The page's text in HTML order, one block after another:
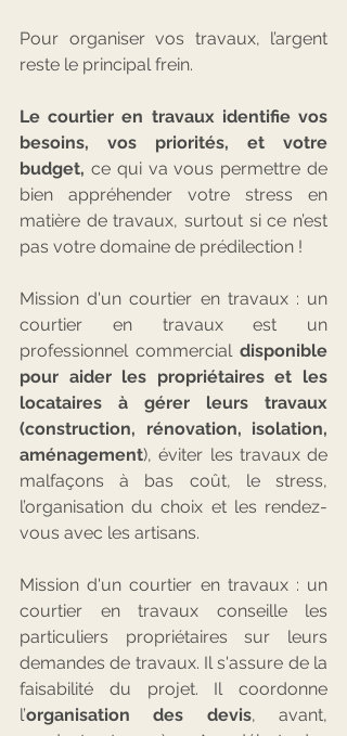
Pour organiser vos travaux, l’argent
reste le principal frein.
Le courtier en travaux identifie vos
besoins, vos priorités, et votre
budget, ce qui va vous permettre de
bien appréhender votre stress en
matière de travaux, surtout si ce n’est
pas votre domaine de prédilection !
Mission d'un courtier en travaux : un
courtier en travaux est un
professionnel commercial disponible
pour aider les propriétaires et les
locataires à gérer leurs travaux
(construction, rénovation, isolation,
aménagement), éviter les travaux de
malfaçons à bas coût, le stress,
l’organisation du choix et les rendez-
vous avec les artisans.
Mission d'un courtier en travaux : un
courtier en travaux conseille les
particuliers propriétaires sur leurs
demandes de travaux. Il s'assure de la
faisabilité du projet. Il coordonne
l’organisation des devis, avant,